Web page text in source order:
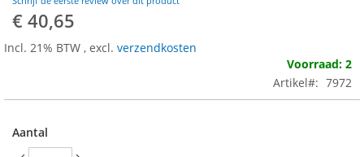
gallerij
€ 40,65
Incl. 21% BTW , excl. verzendkosten
Voorraad: 2
Artikel
7972
Aantal